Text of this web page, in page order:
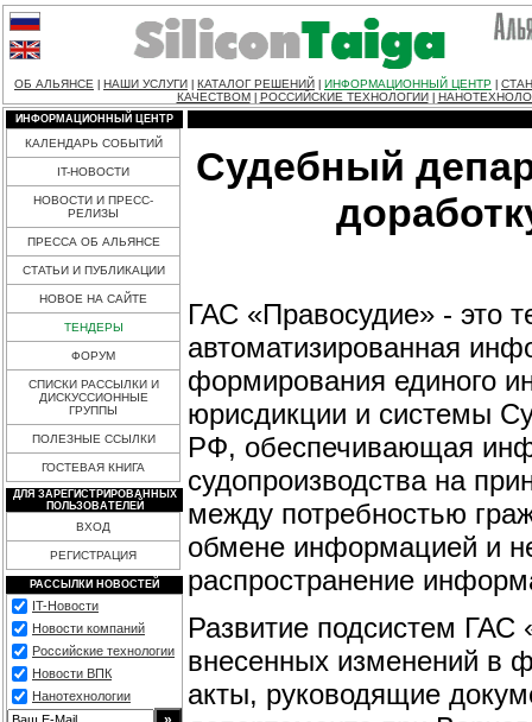
ОБ АЛЬЯНСЕ НАШИ УСЛУГИ КАТАЛОГ РЕШЕНИЙ ИНФОРМАЦИОННЫЙ ЦЕНТР
КАЧЕСТВОМ
РОССИЙСКИЕ ТЕХНОЛОГИИ
ИНФОРМАЦИОННЫЙ ЦЕНТР
КАЛЕНДАРЬ СОБЫТИЙ
IT-НОВОСТИ
НОВОСТИ И ПРЕСС-
РЕЛИЗЫ
ПРЕССА ОБ АЛЬЯНСЕ
СТАТЬИ И ПУБЛИКАЦИИ
НОВОЕ НА САЙТЕ
ТЕНДЕРЫ
ФОРУМ
СПИСКИ РАССЫЛКИ И
ДИСКУССИОННЫЕ
ГРУППЫ
ПОЛЕЗНЫЕ ССЫЛКИ
ГОСТЕВАЯ КНИГА
ДЛЯ ЗАРЕГИСТРИРОВАННЫХ
ПОЛЬЗОВАТЕЛЕЙ
ВХОД
РЕГИСТРАЦИЯ
РАССЫЛКИ НОВОСТЕЙ
IT-Новости
Новости компаний
Российские технологии
Новости ВПК
Нанотехнологии
Судебный
ГАС «Правосудие» - это
автоматизированная
формирования единого
юрисдикции и системы
РФ, обеспечивающая
судопроизводства на
между потребностью
обмене информацией и
распространение
Развитие подсистем ГАС
внесенных изменений в
акты, руководящие